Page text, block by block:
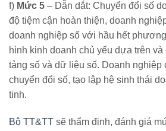
f) Mức 5 – Dẫn dắt: Chuyển đổi số
độ tiệm cận hoàn thiện, doanh
doanh nghiệp số với hầu hết
hình kinh doanh chủ yếu dựa trên
tảng số và dữ liệu số. Doanh nghiệp
chuyển đổi số, tạo lập hệ sinh thái
tinh.
Bộ TT&TT sẽ thẩm định, đánh giá